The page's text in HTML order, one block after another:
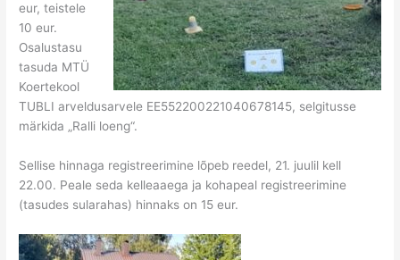
eur, teistele
10 eur.
Osalustasu
tasuda MTÜ
Koertekool
TUBLI arveldusarvele EE552200221040678145, selgitusse
märkida „Ralli loeng“.
Sellise hinnaga registreerimine lõpeb reedel, 21. juulil kell
22.00. Peale seda kelleaaega ja kohapeal registreerimine
(tasudes sularahas) hinnaks on 15 eur.